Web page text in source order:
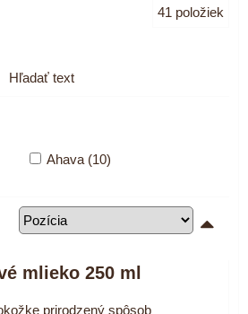
41 položiek
Hľadať text
Ahava (10)
mlieko 250 ml
prirodzený spôsob